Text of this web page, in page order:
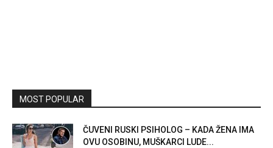
MOST POPULAR
ČUVENI RUSKI PSIHOLOG – KADA ŽENA IMA
OVU OSOBINU, MUŠKARCI LUDE...